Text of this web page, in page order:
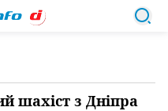
шахіст з Дніпра